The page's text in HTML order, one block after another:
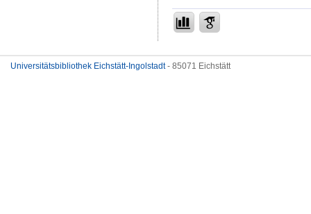
Universitätsbibliothek Eichstätt-Ingolstadt- 85071 Eichstätt